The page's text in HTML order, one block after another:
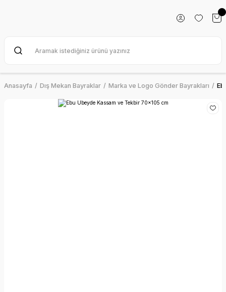
Anasayfa Dış Mekan Bayraklar Marka ve Logo Gönder Bayrakları